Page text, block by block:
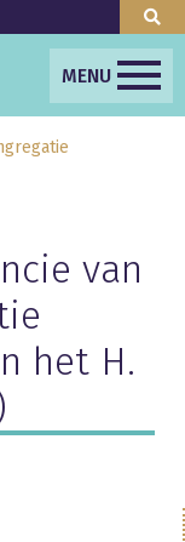
MENU
van
het H.